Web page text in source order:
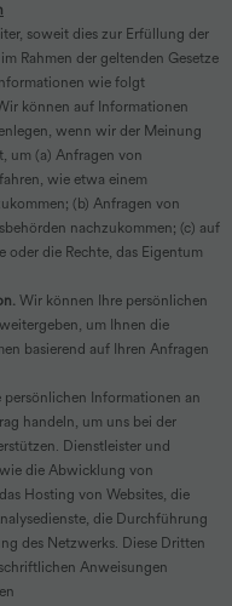
soweit dies zur Erfüllung der
Rahmen der geltenden Gesetze
wie folgt
können auf Informationen
wenn wir der Meinung
um (a) Anfragen von
wie etwa einem
(b) Anfragen von
nachzukommen; (c) auf
oder die Rechte, das Eigentum
Wir können Ihre persönlichen
um Ihnen die
basierend auf Ihren Anfragen
Informationen an
handeln, um uns bei der
Dienstleister und
die Abwicklung von
Hosting von Websites, die
die Durchführung
des Netzwerks. Diese Dritten
Anweisungen